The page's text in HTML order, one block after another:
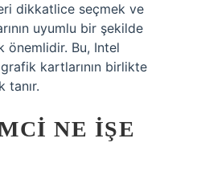
dikkatlice seçmek ve
uyumlu bir şekilde
önemlidir. Bu, Intel
kartlarının birlikte
tanır.
NE IŞE